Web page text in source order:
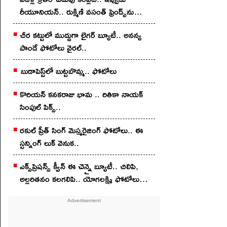
రీయూనియన్.. రుక్మిణి వసంత్ ఫ్రెండ్స్‌ను
చూశారా?
చీర క‌ట్టులో ముద్దుగా లైగ‌ర్ బ్యూటీ.. అన‌న్య
పాండే ఫోటోలు వైర‌ల్..
బుడాపెస్ట్‌లో బుట్టబొమ్మ‌.. ఫోటోలు
కొరియన్‌ కనకరాజు భామ .. రితికా నాయ‌క్
సింపుల్ పిక్స్‌..
ర‌కుల్ ప్రీత్ సింగ్ మెస్మ‌రైజింగ్ ఫోటోలు.. ఈ
స్ట‌న్నింగ్ లుక్ వెనుక‌..
ఎక్స్‌ప్రెష‌న్స్ క్వీన్ ఈ చెన్నై బ్యూటీ.. చిలిపి,
అల్ల‌రిత‌నం క‌ల‌గ‌లిపి.. యోగలక్ష్మి ఫోటోలు